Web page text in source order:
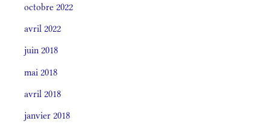
octobre 2022
avril 2022
juin 2018
mai 2018
avril 2018
janvier 2018